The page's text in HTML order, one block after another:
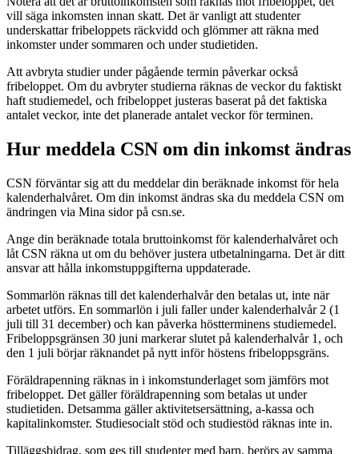
vill säga inkomsten innan skatt. Det är vanligt att studenter
underskattar fribeloppets räckvidd och glömmer att räkna med
inkomster under sommaren och under studietiden.
Att avbryta studier under pågående termin påverkar också
fribeloppet. Om du avbryter studierna räknas de veckor du faktiskt
haft studiemedel, och fribeloppet justeras baserat på det faktiska
antalet veckor, inte det planerade antalet veckor för terminen.
Hur meddela CSN om din inkomst ändras
CSN förväntar sig att du meddelar din beräknade inkomst för hela
kalenderhalvåret. Om din inkomst ändras ska du meddela CSN om
ändringen via Mina sidor på csn.se.
Ange din beräknade totala bruttoinkomst för kalenderhalvåret och
låt CSN räkna ut om du behöver justera utbetalningarna. Det är ditt
ansvar att hålla inkomstuppgifterna uppdaterade.
Sommarlön räknas till det kalenderhalvår den betalas ut, inte när
arbetet utförs. En sommarlön i juli faller under kalenderhalvår 2 (1
juli till 31 december) och kan påverka höstterminens studiemedel.
Fribeloppsgränsen 30 juni markerar slutet på kalenderhalvår 1, och
den 1 juli börjar räknandet på nytt inför höstens fribeloppsgräns.
Föräldrapenning räknas in i inkomstunderlaget som jämförs mot
fribeloppet. Det gäller föräldrapenning som betalas ut under
studietiden. Detsamma gäller aktivitetsersättning, a-kassa och
kapitalinkomster. Studiesocialt stöd och studiestöd räknas inte in.
Tilläggsbidrag, som ges till studenter med barn, berörs av samma